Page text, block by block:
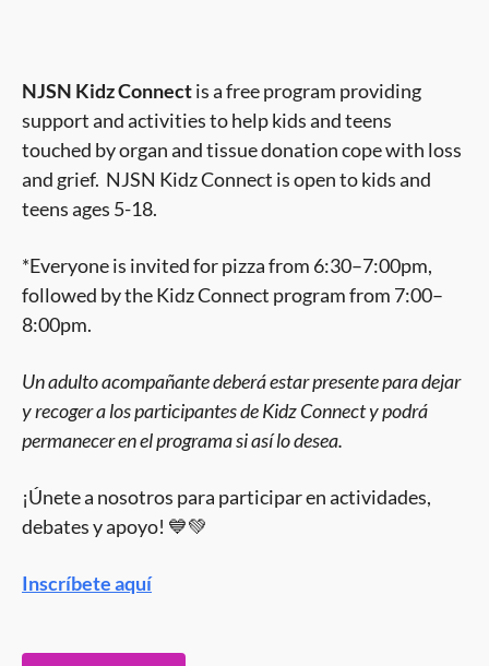
NJSN Kidz Connectis a free program providing
support and activities to help kids and teens
touched by organ and tissue donation cope with loss
and grief. NJSN Kidz Connect is open to kids and
teens ages 5-18.
*Everyone is invited for pizza from 6:30–7:00pm,
followed by the Kidz Connect program from 7:00–
8:00pm.
Un adulto acompañante deberá estar presente para dejar
y recoger a los participantes de Kidz Connect y podrá
permanecer en el programa si así lo desea.
¡Únete a nosotros para participar en actividades,
debates y apoyo! 💙💚
Inscríbete aquí